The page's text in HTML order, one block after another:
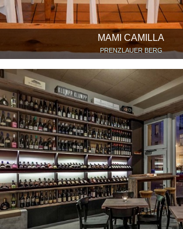
MAMI CAMILLA
PRENZLAUER BERG